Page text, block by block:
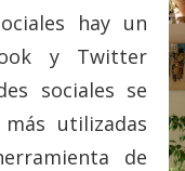
hay un
y Twitter
sociales se
utilizadas
de